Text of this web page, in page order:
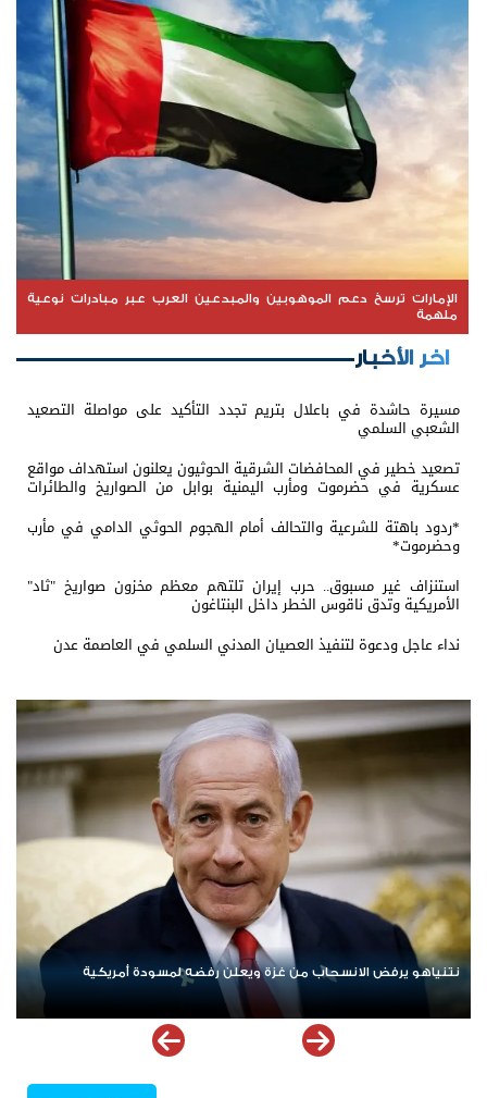
الإمارات ترسخ دعم الموهوبين والمبدعين العرب عبر مبادرات نوعية
ملهمة
اخر الأخبار
مسيرة حاشدة في باعلال بتريم تجدد التأكيد على مواصلة التصعيد
الشعبي السلمي
تصعيد خطير في المحافضات الشرقية الحوثيون يعلنون استهداف مواقع
عسكرية في حضرموت ومأرب اليمنية بوابل من الصواريخ والطائرات
*ردود باهتة للشرعية والتحالف أمام الهجوم الحوثي الدامي في مأرب
وحضرموت*
استنزاف غير مسبوق.. حرب إيران تلتهم معظم مخزون صواريخ "ثاد"
الأمريكية وتدق ناقوس الخطر داخل البنتاغون
نداء عاجل ودعوة لتنفيذ العصيان المدني السلمي في العاصمة عدن
ردا على «خروقات» حزب الله.. إسرائيل تشن ضربات على جنوب لبنان